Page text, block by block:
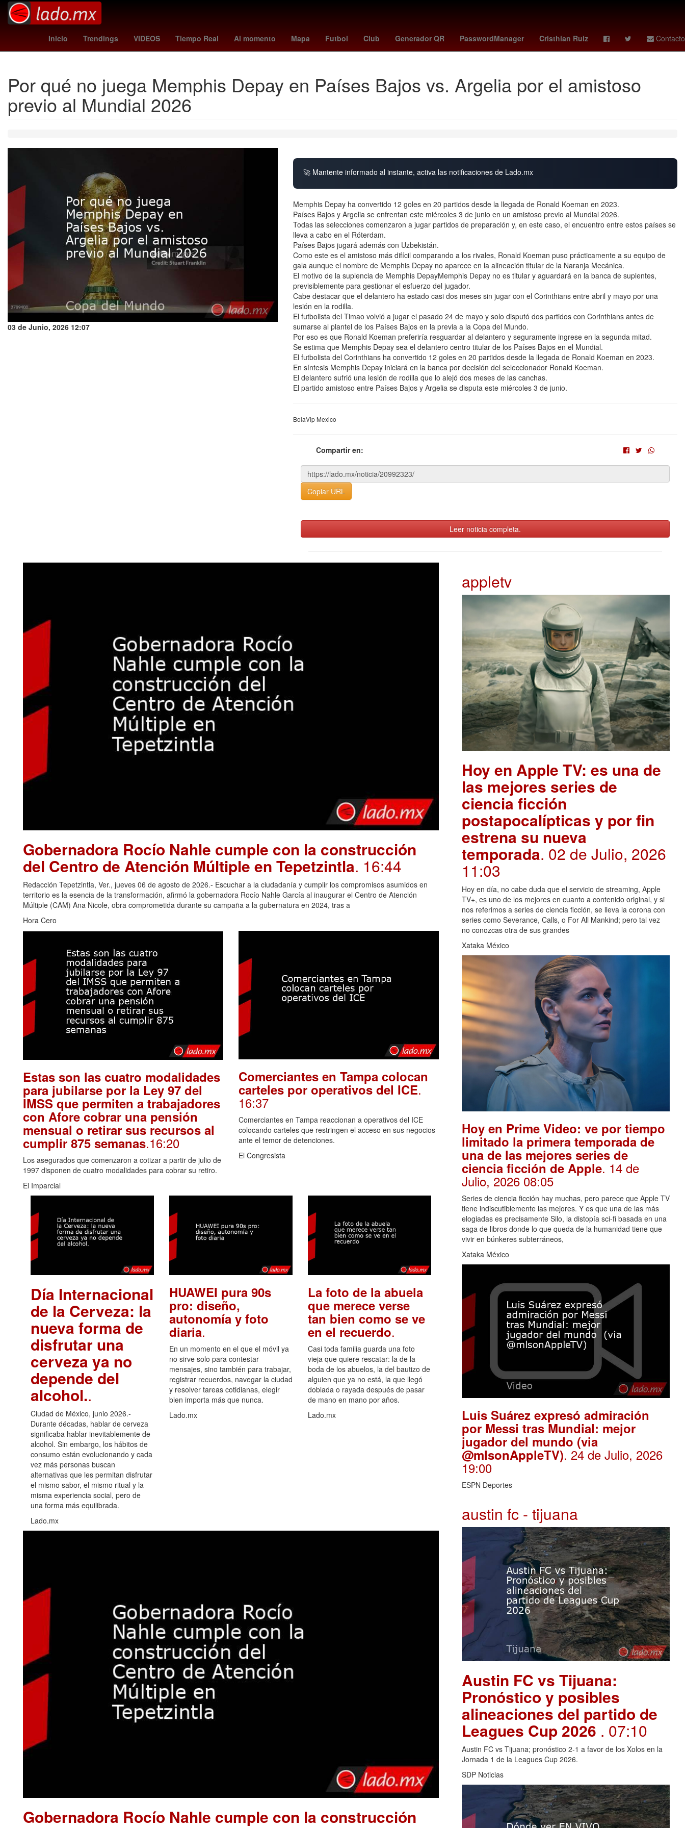
Inicio Trendings VIDEOS Tiempo Real Al momento Mapa Futbol Club Generador QR PasswordManager Cristhian Ruiz Contacto
Club León Arquitectura ARM Criptomoneda lions - buccaneers américa - san diego fc 26 de marzo Empresa Brasil Atlanta Manchester United
Por qué no juega Memphis Depay en Países Bajos vs. Argelia por el amistoso
previo al Mundial 2026
03 de Junio, 2026 12:07
🚀 Mantente informado al instante, activa las notificaciones de Lado.mx
Memphis Depay ha convertido 12 goles en 20 partidos desde la llegada de Ronald Koeman en 2023.
Países Bajos y Argelia se enfrentan este miércoles 3 de junio en un amistoso previo al Mundial 2026.
Todas las selecciones comenzaron a jugar partidos de preparación y, en este caso, el encuentro entre estos países se
lleva a cabo en el Róterdam.
Países Bajos jugará además con Uzbekistán.
Como este es el amistoso más difícil comparando a los rivales, Ronald Koeman puso prácticamente a su equipo de
gala aunque el nombre de Memphis Depay no aparece en la alineación titular de la Naranja Mecánica.
El motivo de la suplencia de Memphis DepayMemphis Depay no es titular y aguardará en la banca de suplentes,
previsiblemente para gestionar el esfuerzo del jugador.
Cabe destacar que el delantero ha estado casi dos meses sin jugar con el Corinthians entre abril y mayo por una
lesión en la rodilla.
El futbolista del Timao volvió a jugar el pasado 24 de mayo y solo disputó dos partidos con Corinthians antes de
sumarse al plantel de los Países Bajos en la previa a la Copa del Mundo.
Por eso es que Ronald Koeman preferiría resguardar al delantero y seguramente ingrese en la segunda mitad.
Se estima que Memphis Depay sea el delantero centro titular de los Países Bajos en el Mundial.
El futbolista del Corinthians ha convertido 12 goles en 20 partidos desde la llegada de Ronald Koeman en 2023.
En síntesis Memphis Depay iniciará en la banca por decisión del seleccionador Ronald Koeman.
El delantero sufrió una lesión de rodilla que lo alejó dos meses de las canchas.
El partido amistoso entre Países Bajos y Argelia se disputa este miércoles 3 de junio.
BolaVip Mexico
Compartir en:
Copiar URL
Leer noticia completa.
Gobernadora Rocío Nahle cumple con la construcción
del Centro de Atención Múltiple en Tepetzintla. 16:44
Redacción Tepetzintla, Ver., jueves 06 de agosto de 2026.- Escuchar a la ciudadanía y cumplir los compromisos asumidos en
territorio es la esencia de la transformación, afirmó la gobernadora Rocío Nahle García al inaugurar el Centro de Atención
Múltiple (CAM) Ana Nicole, obra comprometida durante su campaña a la gubernatura en 2024, tras a
Hora Cero
Estas son las cuatro modalidades
para jubilarse por la Ley 97 del
IMSS que permiten a trabajadores
con Afore cobrar una pensión
mensual o retirar sus recursos al
cumplir 875 semanas.16:20
Los asegurados que comenzaron a cotizar a partir de julio de
1997 disponen de cuatro modalidades para cobrar su retiro.
El Imparcial
Comerciantes en Tampa colocan
carteles por operativos del ICE.
16:37
Comerciantes en Tampa reaccionan a operativos del ICE
colocando carteles que restringen el acceso en sus negocios
ante el temor de detenciones.
El Congresista
Día Internacional
de la Cerveza: la
nueva forma de
disfrutar una
cerveza ya no
depende del
alcohol..
Ciudad de México, junio 2026.-
Durante décadas, hablar de cerveza
significaba hablar inevitablemente de
alcohol. Sin embargo, los hábitos de
consumo están evolucionando y cada
vez más personas buscan
alternativas que les permitan disfrutar
el mismo sabor, el mismo ritual y la
misma experiencia social, pero de
una forma más equilibrada.
Lado.mx
HUAWEI pura 90s
pro: diseño,
autonomía y foto
diaria.
En un momento en el que el móvil ya
no sirve solo para contestar
mensajes, sino también para trabajar,
registrar recuerdos, navegar la ciudad
y resolver tareas cotidianas, elegir
bien importa más que nunca.
Lado.mx
La foto de la abuela
que merece verse
tan bien como se ve
en el recuerdo.
Casi toda familia guarda una foto
vieja que quiere rescatar: la de la
boda de los abuelos, la del bautizo de
alguien que ya no está, la que llegó
doblada o rayada después de pasar
de mano en mano por años.
Lado.mx
Gobernadora Rocío Nahle cumple con la construcción
appletv
Hoy en Apple TV: es una de
las mejores series de
ciencia ficción
postapocalípticas y por fin
estrena su nueva
temporada. 02 de Julio, 2026
11:03
Hoy en día, no cabe duda que el servicio de streaming, Apple
TV+, es uno de los mejores en cuanto a contenido original, y si
nos referimos a series de ciencia ficción, se lleva la corona con
series como Severance, Calls, o For All Mankind; pero tal vez
no conozcas otra de sus grandes
Xataka México
Hoy en Prime Video: ve por tiempo
limitado la primera temporada de
una de las mejores series de
ciencia ficción de Apple. 14 de
Julio, 2026 08:05
Series de ciencia ficción hay muchas, pero parece que Apple TV
tiene indiscutiblemente las mejores. Y es que una de las más
elogiadas es precisamente Silo, la distopía sci-fi basada en una
saga de libros donde lo que queda de la humanidad tiene que
vivir en búnkeres subterráneos,
Xataka México
Luis Suárez expresó admiración
por Messi tras Mundial: mejor
jugador del mundo (via
@mlsonAppleTV). 24 de Julio, 2026
19:00
ESPN Deportes
austin fc - tijuana
Austin FC vs Tijuana:
Pronóstico y posibles
alineaciones del partido de
Leagues Cup 2026 . 07:10
Austin FC vs Tijuana; pronóstico 2-1 a favor de los Xolos en la
Jornada 1 de la Leagues Cup 2026.
SDP Noticias